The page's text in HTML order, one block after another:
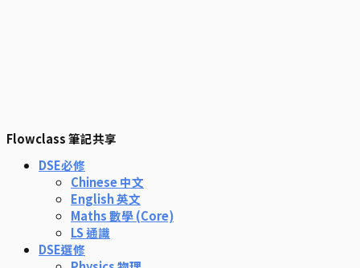
Flowclass 筆記共享
DSE必修
Chinese 中文
English 英文
Maths 數學 (Core)
LS 通識
DSE選修